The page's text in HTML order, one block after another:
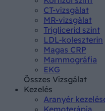
CT-vizsgálat
MR-vizsgálat
Triglicerid szint
LDL-koleszterin
Magas CRP
Mammográfia
EKG
Összes Vizsgálat
Kezelés
Aranyér
Kemoterápia